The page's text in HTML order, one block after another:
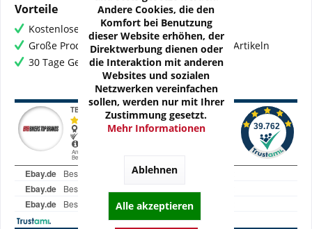
Vorteile
Kostenloser Versand ab € 60,- Bestellwert
Große Produktauswahl mit mehr als 80.000 Artikeln
30 Tage Geld-Zurück-Garantie
Andere Cookies, die den
Komfort bei Benutzung
dieser Website erhöhen, der
Direktwerbung dienen oder
die Interaktion mit anderen
Websites und sozialen
Netzwerken vereinfachen
sollen, werden nur mit Ihrer
Zustimmung gesetzt.
Mehr Informationen
Ablehnen
Alle akzeptieren